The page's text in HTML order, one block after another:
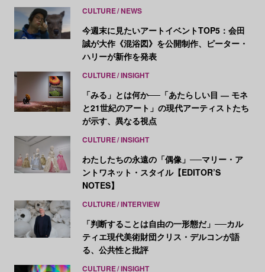
CULTURE NEWS
今週末に見たいアートイベントTOP5：会田
誠が大作《混浴図》を公開制作、ピーター・
ハリーが新作を発表
CULTURE INSIGHT
「みる」とは何か──「あたらしい目 ― モネ
と21世紀のアート」の現代アーティストたち
が示す、異なる視点
CULTURE INSIGHT
わたしたちの永遠の「偶像」──マリー・ア
ントワネット・スタイル【EDITOR’S
NOTES】
CULTURE INTERVIEW
「判断することは自由の一形態だ」──カル
ティエ現代美術財団クリス・デルコンが語
る、公共性と批評
CULTURE INSIGHT